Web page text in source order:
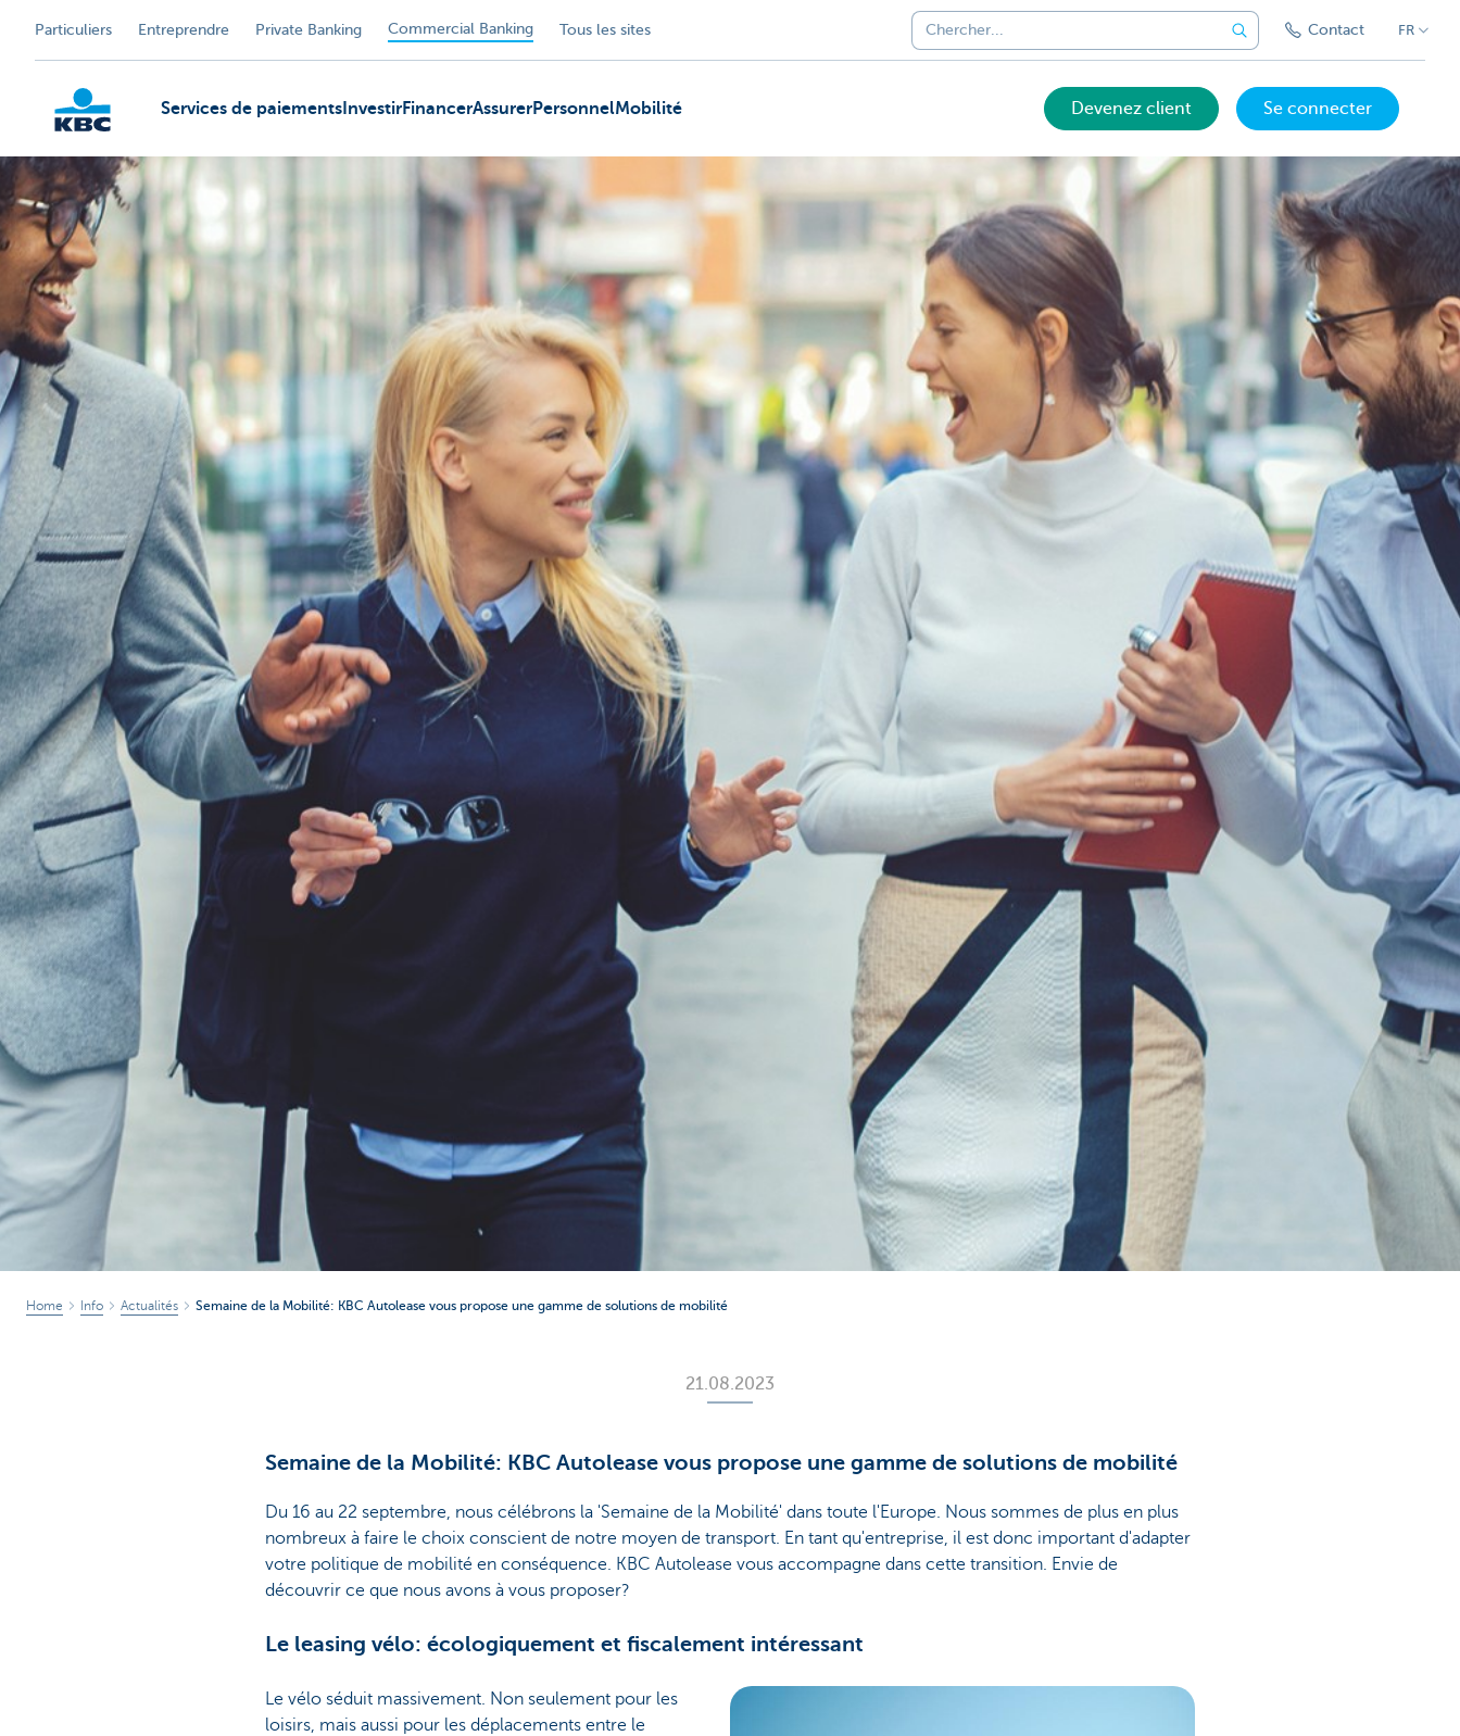
Particuliers Entreprendre Private Banking Commercial Banking Tous les sites Contact FR
KBC
Corporate
Services de paiements InvestirFinancerAssurerPersonnelMobilité Devenez client Se connecter
Home Info Actualités Semaine de la Mobilité: KBC Autolease vous propose une gamme de solutions de mobilité
21.08.2023
Semaine de la Mobilité: KBC Autolease vous propose une gamme de solutions de mobilité
Du 16 au 22 septembre, nous célébrons la 'Semaine de la Mobilité' dans toute l'Europe. Nous sommes de plus en plus
nombreux à faire le choix conscient de notre moyen de transport. En tant qu'entreprise, il est donc important d'adapter
votre politique de mobilité en conséquence. KBC Autolease vous accompagne dans cette transition. Envie de
découvrir ce que nous avons à vous proposer?
Le leasing vélo: écologiquement et fiscalement intéressant
Le vélo séduit massivement. Non seulement pour les
loisirs, mais aussi pour les déplacements entre le